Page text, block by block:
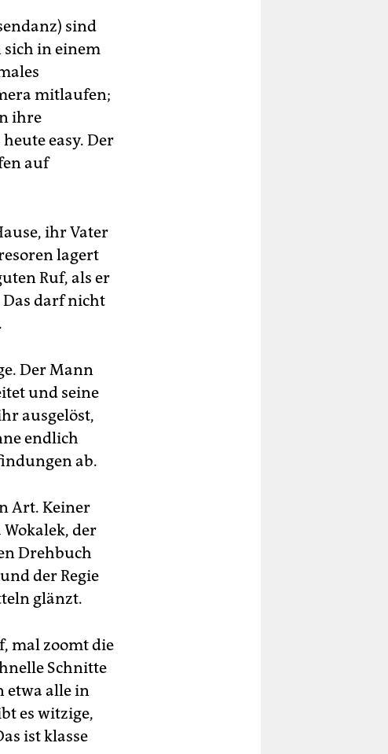
sind
sich in einem
mitlaufen;
ihre
easy. Der
auf
ihr Vater
lagert
Ruf, als er
Das darf nicht
Der Mann
und seine
ausgelöst,
endlich
ab.
Art. Keiner
der
Drehbuch
der Regie
glänzt.
mal zoomt die
Schnitte
etwa alle in
es witzige,
ist klasse